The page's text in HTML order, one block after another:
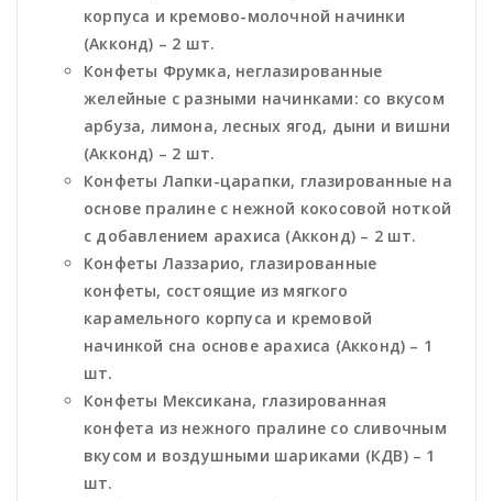
корпуса и кремово-молочной начинки
(Акконд) – 2 шт.
Конфеты Фрумка, неглазированные
желейные с разными начинками: со вкусом
арбуза, лимона, лесных ягод, дыни и вишни
(Акконд) – 2 шт.
Конфеты Лапки-царапки, глазированные на
основе пралине с нежной кокосовой ноткой
с добавлением арахиса (Акконд) – 2 шт.
Конфеты Лаззарио, глазированные
конфеты, состоящие из мягкого
карамельного корпуса и кремовой
начинкой сна основе арахиса (Акконд) – 1
шт.
Конфеты Мексикана, глазированная
конфета из нежного пралине со сливочным
вкусом и воздушными шариками (КДВ) – 1
шт.